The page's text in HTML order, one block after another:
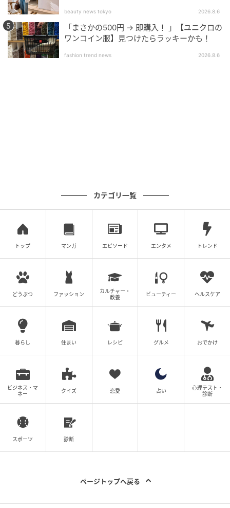
出典：and ST
今季注目のレーススカートに、ブルーストライプのフ
や、販売終了の可能性もございます。最新の商品情報
は各お店・ブランドなどにご確認くださいませ。
Writer：Anne.M
元記事で読む
次の記事
リアルな韓国ファッションをその場で！【MU
の記事をもっとみる
beauty news tokyo 2026.8.6
「まさかの500円 → 即購入！ 」【ユニクロの
ワンコイン服】見つけたらラッキーかも！
fashion trend news 2026.8.6
カテゴリ一覧
トップ マンガ エピソード エンタメ トレンド
どうぶつ ファッション
カルチャー・
教養
ビューティー ヘルスケア
暮らし 住まい レシピ グルメ おでかけ
ビジネス・マ
ネー
クイズ 恋愛 占い
心理テスト・
診断
スポーツ 診断
ページトップへ戻る